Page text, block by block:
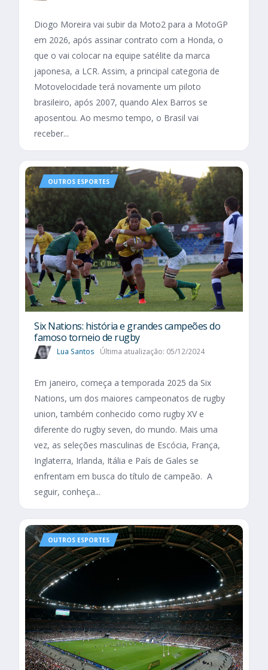
Diogo Moreira vai subir da Moto2 para a MotoGP
em 2026, após assinar contrato com a Honda, o
que o vai colocar na equipe satélite da marca
japonesa, a LCR. Assim, a principal categoria de
Motovelocidade terá novamente um piloto
brasileiro, após 2007, quando Alex Barros se
aposentou. Ao mesmo tempo, o Brasil vai
receber...
OUTROS ESPORTES
Six Nations​: história e grandes campeões do
famoso torneio de rugby
Lua Santos Última atualização: 05/12/2024
Em janeiro, começa a temporada 2025 da Six
Nations, um dos maiores campeonatos de rugby
union, também conhecido como rugby XV e
diferente do rugby seven, do mundo. Mais uma
vez, as seleções masculinas de Escócia, França,
Inglaterra, Irlanda, Itália e País de Gales se
enfrentam em busca do título de campeão. A
seguir, conheça...
OUTROS ESPORTES